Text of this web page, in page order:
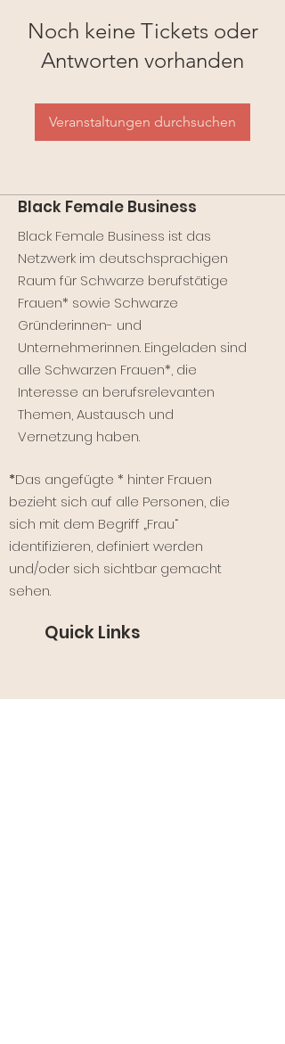
Noch keine Tickets oder
Antworten vorhanden
Veranstaltungen durchsuchen
Black Female Business
Black Female Business ist das
Netzwerk im deutschsprachigen
Raum für Schwarze berufstätige
Frauen* sowie Schwarze
Gründerinnen- und
Unternehmerinnen. Eingeladen sind
alle Schwarzen Frauen*, die
Interesse an berufsrelevanten
Themen, Austausch und
Vernetzung haben.
*Das angefügte * hinter Frauen
bezieht sich auf alle Personen, die
sich mit dem Begriff „Frau“
identifizieren, definiert werden
und/oder sich sichtbar gemacht
sehen.
Quick Links